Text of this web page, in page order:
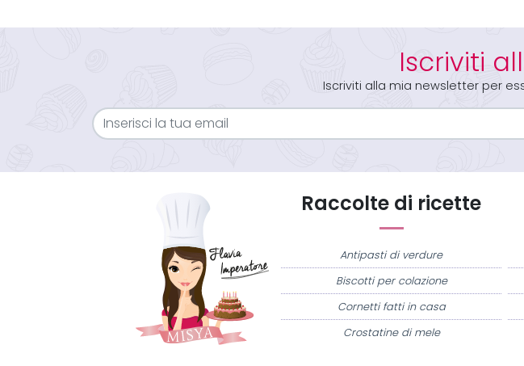
Iscriviti
Iscriviti alla mia newsletter per
Raccolte di ricette
Antipasti di verdure
Biscotti per colazione
Cornetti fatti in casa
Crostatine di mele